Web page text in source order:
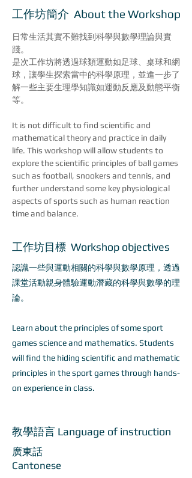
工作坊簡介 About the Workshop
日常生活其實不難找到科學與數學理論與實
踐。
是次工作坊將透過球類運動如足球、桌球和網
球，讓學生探索當中的科學原理，並進一步了
解一些主要生理學知識如運動反應及動態平衡
等。
It is not difficult to find scientific and
mathematical theory and practice in daily
life. This workshop will allow students to
explore the scientific principles of ball games
such as football, snookers and tennis, and
further understand some key physiological
aspects of sports such as human reaction
time and balance.
工作坊目標 Workshop objectives
認識一些與運動相關的科學與數學原理，透過
課堂活動親身體驗運動潛藏的科學與數學的理
論。
Learn about the principles of some sport
games science and mathematics. Students
will find the hiding scientific and mathematic
principles in the sport games through hands-
on experience in class.
教學語言 Language of instruction
廣東話
Cantonese